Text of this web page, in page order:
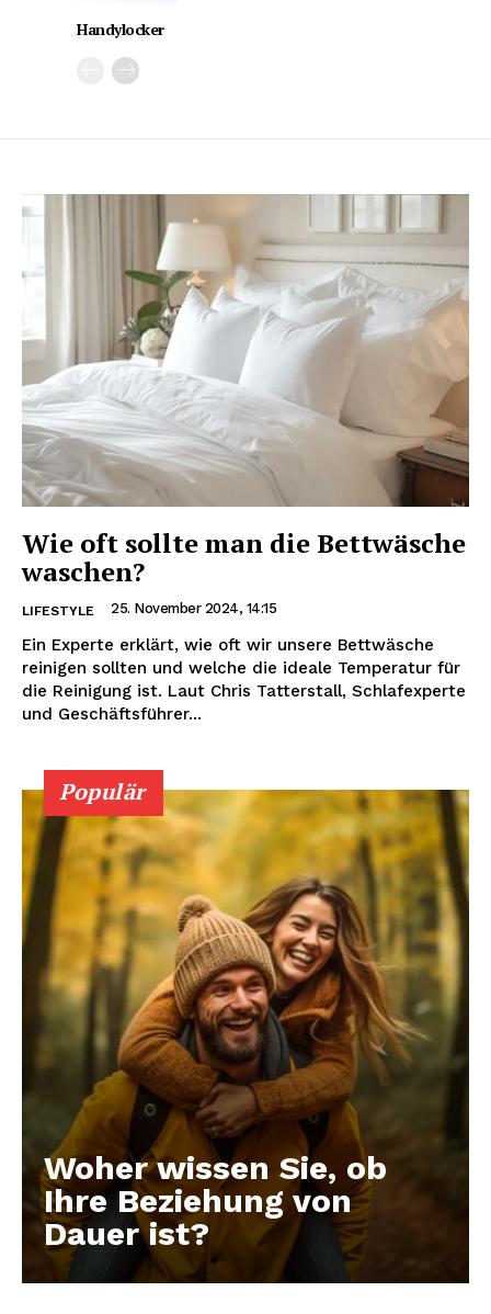
Handylocker
Wie oft sollte man die Bettwäsche
waschen?
LIFESTYLE 25. November 2024, 14:15
Ein Experte erklärt, wie oft wir unsere Bettwäsche
reinigen sollten und welche die ideale Temperatur für
die Reinigung ist. Laut Chris Tatterstall, Schlafexperte
und Geschäftsführer...
Populär
Woher wissen Sie, ob
Ihre Beziehung von
Dauer ist?